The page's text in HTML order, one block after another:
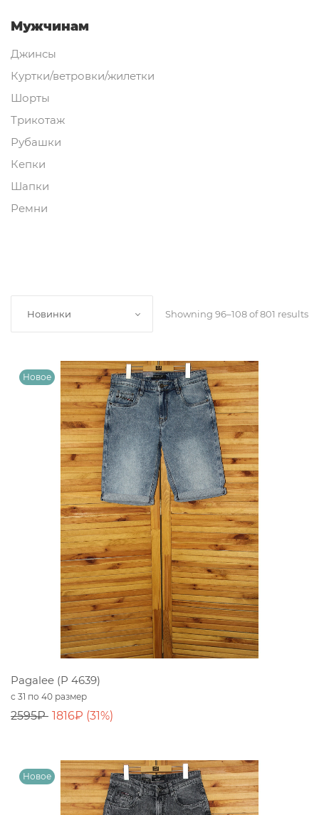
Мужчинам
Джинсы
Куртки/ветровки/жилетки
Шорты
Трикотаж
Рубашки
Кепки
Шапки
Ремни
Новинки Showning 96–108 of 801 results
Pagalee (P 4639)
с 31 по 40 размер
2595₽ 1816₽ (31%)